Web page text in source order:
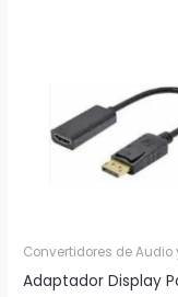
Convertidores de Audio
Adaptador Display